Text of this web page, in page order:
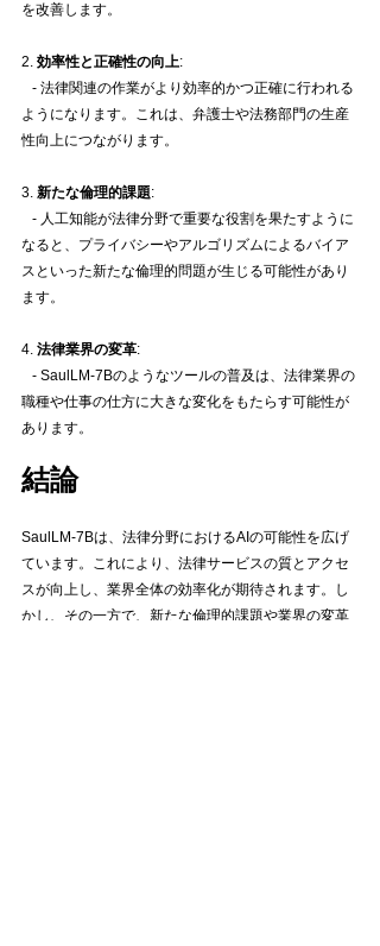
を改善します。
2. 効率性と正確性の向上:
- 法律関連の作業がより効率的かつ正確に行われる
ようになります。これは、弁護士や法務部門の生産
性向上につながります。
3. 新たな倫理的課題:
- 人工知能が法律分野で重要な役割を果たすように
なると、プライバシーやアルゴリズムによるバイア
スといった新たな倫理的問題が生じる可能性があり
ます。
4. 法律業界の変革:
- SaulLM-7Bのようなツールの普及は、法律業界の
職種や仕事の仕方に大きな変化をもたらす可能性が
あります。
結論
SaulLM-7Bは、法律分野におけるAIの可能性を広げ
ています。これにより、法律サービスの質とアクセ
スが向上し、業界全体の効率化が期待されます。し
かし、その一方で、新たな倫理的課題や業界の変革